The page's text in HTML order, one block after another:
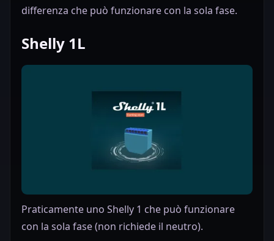
differenza che può funzionare con la sola fase.
Shelly 1L
Praticamente uno Shelly 1 che può funzionare
con la sola fase (non richiede il neutro).